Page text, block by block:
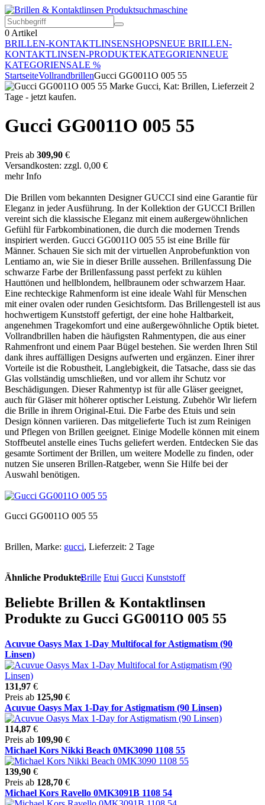
0 Artikel
BRILLEN-KONTAKTLINSENSHOPSNEUE BRILLEN-
KONTAKTLINSEN-PRODUKTEKATEGORIENNEUE
KATEGORIENSALE %
StartseiteVollrandbrillenGucci GG0011O 005 55
Gucci GG0011O 005 55
Preis ab 309,90 €
Versandkosten: zzgl. 0,00 €
mehr Info
Die Brillen vom bekannten Designer GUCCI sind eine Garantie für
Eleganz in jeder Ausführung. In der Kollektion der GUCCI Brillen
vereint sich die klassische Eleganz mit einem außergewöhnlichen
Gefühl für Farbkombinationen, die durch die modernen Trends
inspiriert werden. Gucci GG0011O 005 55 ist eine Brille für
Männer. Schauen Sie sich mit der virtuellen Anprobefunktion von
Lentiamo an, wie Sie in dieser Brille aussehen. Brillenfassung Die
schwarze Farbe der Brillenfassung passt perfekt zu kühlen
Hauttönen und hellblondem, hellbraunem oder schwarzem Haar.
Eine rechteckige Rahmenform ist eine ideale Wahl für Menschen
mit einer ovalen oder runden Gesichtsform. Das Brillengestell ist aus
hochwertigem Kunststoff gefertigt, der eine hohe Haltbarkeit,
angenehmen Tragekomfort und eine außergewöhnliche Optik bietet.
Vollrandbrillen haben die häufigsten Rahmentypen, die aus einer
Rahmenfront und einem Paar Bügel bestehen. Sie werden Ihren Stil
dank ihres auffälligen Designs aufwerten und ergänzen. Einer ihrer
Vorteile ist die Robustheit, Langlebigkeit, die Tatsache, dass sie das
Glas vollständig umschließen, und vor allem ihr Schutz vor
Beschädigungen. Dieser Rahmentyp ist für alle Gläser geeignet,
auch für Gläser mit höherer optischer Leistung. Zubehör Wir liefern
die Brille in ihrem Original-Etui. Die Farbe des Etuis und sein
Design können variieren. Das mitgelieferte Tuch ist zum Reinigen
und Pflegen von Brillen geeignet. Einige Modelle können mit einem
Stoffbeutel anstelle eines Tuchs geliefert werden. Entdecken Sie das
gesamte Sortiment der Brillen, um weitere Modelle zu finden, oder
nutzen Sie unseren Brillen-Ratgeber, wenn Sie Hilfe bei der
Auswahl benötigen.
Gucci GG0011O 005 55
Brillen, Marke: gucci, Lieferzeit: 2 Tage
Ähnliche Produkte:Brille Etui Gucci Kunststoff
Beliebte Brillen & Kontaktlinsen
Produkte zu Gucci GG0011O 005 55
Acuvue Oasys Max 1-Day Multifocal for Astigmatism (90
Linsen)
131,97 €
Preis ab 125,90 €
Acuvue Oasys Max 1-Day for Astigmatism (90 Linsen)
114,87 €
Preis ab 109,90 €
Michael Kors Nikki Beach 0MK3090 1108 55
139,90 €
Preis ab 128,70 €
Michael Kors Ravello 0MK3091B 1108 54